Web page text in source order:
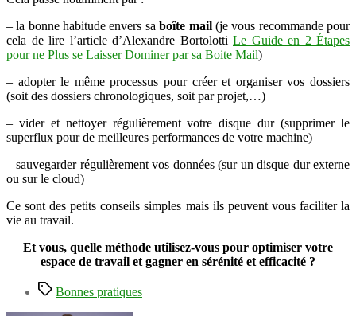
– la bonne habitude envers saboîte mail(je vous recommande pour
cela de lire l’article d’Alexandre Bortolotti Le Guide en 2 Étapes
pour ne Plus se Laisser Dominer par sa Boite Mail)
– adopter le même processus pour créer et organiser vos dossiers
(soit des dossiers chronologiques, soit par projet,…)
– vider et nettoyer régulièrement votre disque dur (supprimer le
superflux pour de meilleures performances de votre machine)
– sauvegarder régulièrement vos données (sur un disque dur externe
ou sur le cloud)
Ce sont des petits conseils simples mais ils peuvent vous faciliter la
vie au travail.
Et vous, quelle méthode utilisez-vous pour optimiser votre
espace de travail et gagner en sérénité et efficacité ?
Étiquettes
Bonnes pratiques